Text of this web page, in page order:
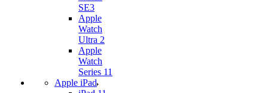
SE3
Apple
Watch
Ultra 2
Apple
Watch
Series 11
Apple iPad